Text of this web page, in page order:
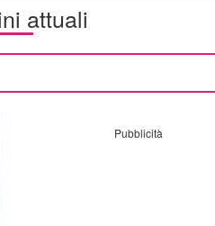
attuali
Pubblicità